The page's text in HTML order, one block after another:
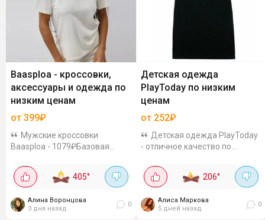
Baasploa - кроссовки,
аксессуары и одежда по
низким ценам
от 399₽
Мужские кроссовки
Baasploa - 1079₽Базовая
повседневных тренировок.
Сетчатый верх для
кроссовки Baasploa сетчатые -
1279₽Усиленная...
405°
Алина Воронцова
3 дня назад
0
Детская одежда
PlayToday по низким
ценам
от 252₽
Детская одежда PlayToday
- отличное качество по
Маркете. На других
маркетплейсах такие же вещи
ещё и скидка 15% -...
206°
Алиса Маркова
5 дней назад
0